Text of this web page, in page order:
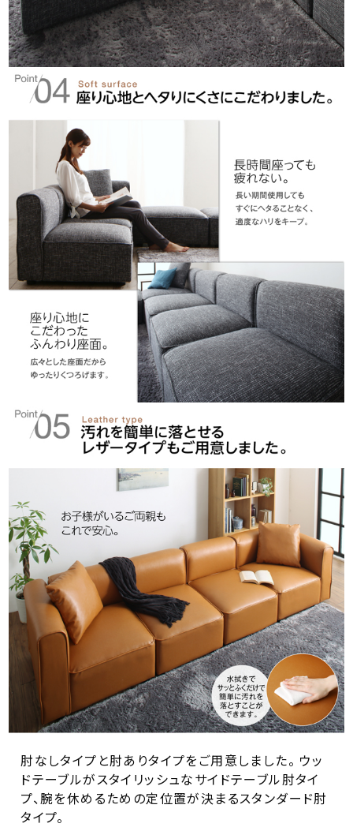
肘なしタイプと肘ありタイプをご用意しました。 ウッ
ドテーブルがスタイリッシュなサイドテーブル肘タイ
プ、腕を休めるための定位置が決まるスタンダード肘
タイプ。